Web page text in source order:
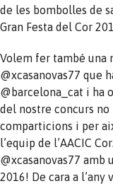
de les bombolles de
Gran Festa del Cor
Volem fer també una
@xcasanovas77 que
@barcelona_cat i ha
del nostre concurs
comparticions i per
l’equip de l’AACIC
@xcasanovas77 amb
2016! De cara a